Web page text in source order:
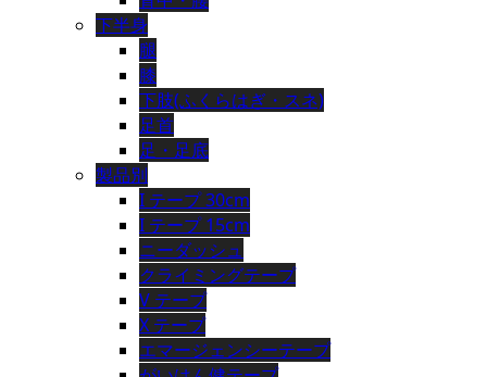
下半身
腿
膝
下肢(ふくらはぎ・スネ)
足首
足・足底
製品別
I テープ 30cm
I テープ 15cm
ニーダッシュ
クライミングテープ
V テープ
X テープ
エマージェンシーテープ